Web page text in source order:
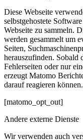
Diese Webseite
selbstgehostete
Webseite zu sammeln.
werden gesammelt um
Seiten,
herauszufinden. Sobald
Fehlerseiten oder nur
erzeugt Matomo
darauf reagieren
[matomo_opt_out]
Andere externe Dienste
Wir verwenden auch